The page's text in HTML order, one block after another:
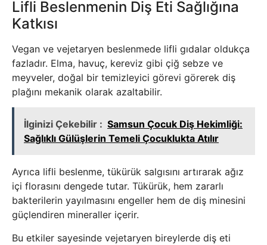
Lifli Beslenmenin Diş Eti Sağlığına
Katkısı
Vegan ve vejetaryen beslenmede lifli gıdalar oldukça
fazladır. Elma, havuç, kereviz gibi çiğ sebze ve
meyveler, doğal bir temizleyici görevi görerek diş
plağını mekanik olarak azaltabilir.
İlginizi Çekebilir : Samsun Çocuk Diş Hekimliği:
Sağlıklı Gülüşlerin Temeli Çocuklukta Atılır
Ayrıca lifli beslenme, tükürük salgısını artırarak ağız
içi florasını dengede tutar. Tükürük, hem zararlı
bakterilerin yayılmasını engeller hem de diş minesini
güçlendiren mineraller içerir.
Bu etkiler sayesinde vejetaryen bireylerde diş eti